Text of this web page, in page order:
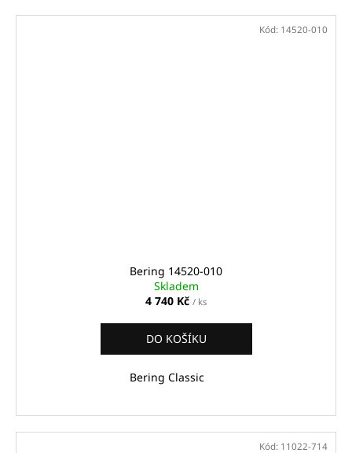
Bering 14520-010
Skladem
4 740 Kč / ks
DO KOŠÍKU
Bering Classic
Kód: 14520-010
Kód: 11022-714